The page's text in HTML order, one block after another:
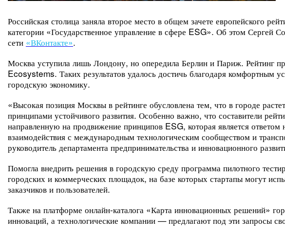
Российская столица заняла второе место в общем зачете европейского
категории «Государственное управление в сфере ESG». Об этом Сергей
сети «ВКонтакте».
Москва уступила лишь Лондону, но опередила Берлин и Париж. Рейтинг
Ecosystems. Таких результатов удалось достичь благодаря комфортным
городскую экономику.
«Высокая позиция Москвы в рейтинге обусловлена тем, что в городе
принципами устойчивого развития. Особенно важно, что составители
направленную на продвижение принципов ESG, которая является
взаимодействия с международным технологическим сообществом и
руководитель департамента предпринимательства и инновационного
Помогла внедрить решения в городскую среду программа пилотного
городских и коммерческих площадок, на базе которых стартапы могут
заказчиков и пользователей.
Также на платформе онлайн-каталога «Карта инновационных решений»
инноваций, а технологические компании — предлагают под эти запросы